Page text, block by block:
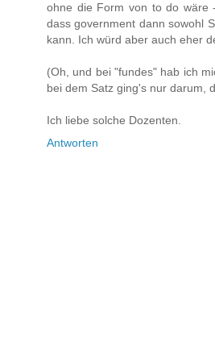
ohne die Form von to do wäre
dass government dann sowohl
kann. Ich würd aber auch eher
(Oh, und bei "fundes" hab ich
bei dem Satz ging's nur darum,
Ich liebe solche Dozenten.
Antworten